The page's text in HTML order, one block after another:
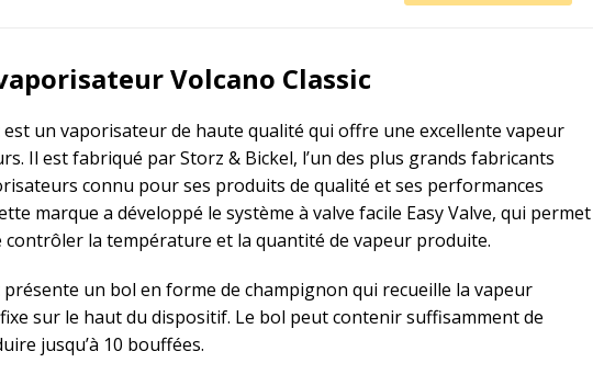
Volcano Classic
est un vaporisateur de haute qualité qui offre une excellente vapeur
Il est fabriqué par Storz & Bickel, l’un des plus grands fabricants
connu pour ses produits de qualité et ses performances
marque a développé le système à valve facile Easy Valve, qui permet
contrôler la température et la quantité de vapeur produite.
présente un bol en forme de champignon qui recueille la vapeur
sur le haut du dispositif. Le bol peut contenir suffisamment de
jusqu’à 10 bouffées.